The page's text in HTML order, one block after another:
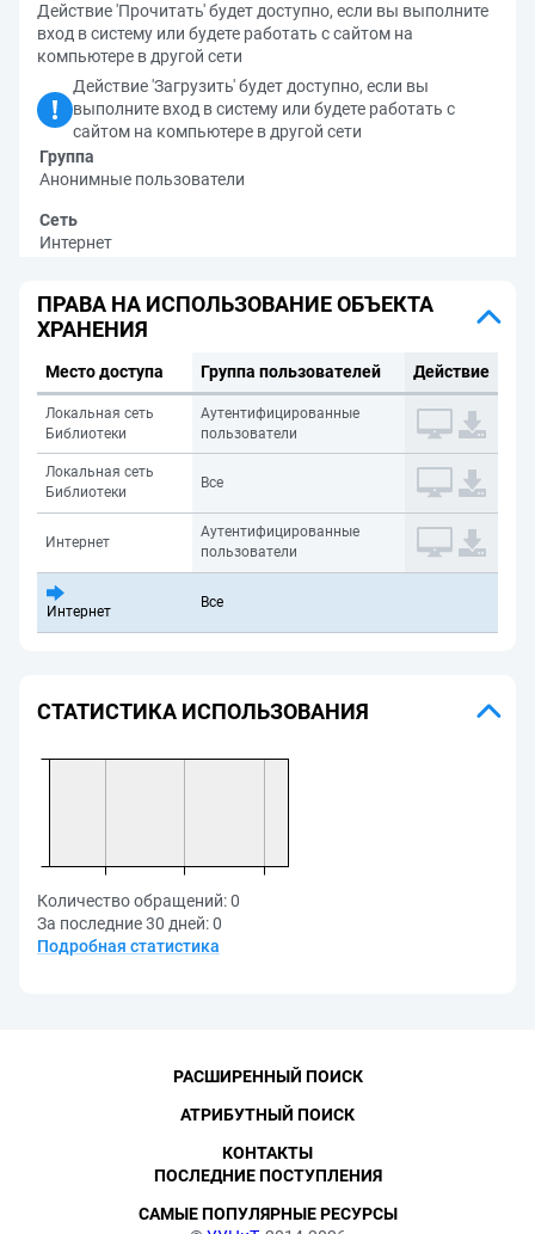
Действие 'Прочитать' будет доступно, если вы выполните
вход в систему или будете работать с сайтом на
компьютере в другой сети
Действие 'Загрузить' будет доступно, если вы
выполните вход в систему или будете работать с
сайтом на компьютере в другой сети
Группа
Анонимные пользователи
Сеть
Интернет
ПРАВА НА ИСПОЛЬЗОВАНИЕ ОБЪЕКТА
ХРАНЕНИЯ
Место доступа Группа пользователей Действие
Локальная сеть
Библиотеки
Аутентифицированные
пользователи
Локальная сеть
Библиотеки
Все
Интернет
Аутентифицированные
пользователи
Интернет
Все
СТАТИСТИКА ИСПОЛЬЗОВАНИЯ
Количество обращений:0
За последние 30 дней:0
Подробная статистика
РАСШИРЕННЫЙ ПОИСК
АТРИБУТНЫЙ ПОИСК
КОНТАКТЫ
ПОСЛЕДНИЕ ПОСТУПЛЕНИЯ
САМЫЕ ПОПУЛЯРНЫЕ РЕСУРСЫ